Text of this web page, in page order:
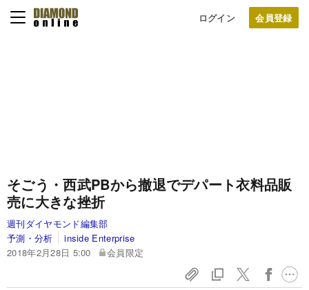
ログイン
そごう・西武PBから撤退でデパート衣料品販
売に大きな挫折
週刊ダイヤモンド編集部
予測・分析
inside Enterprise
2018年2月28日 5:00
会員限定